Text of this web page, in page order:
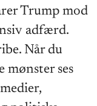
Trump mod
adfærd.
Når du
mønster ses